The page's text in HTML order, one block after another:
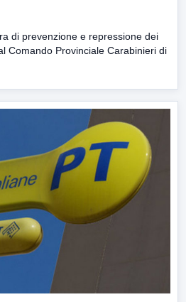
di prevenzione e repressione dei
Comando Provinciale Carabinieri di